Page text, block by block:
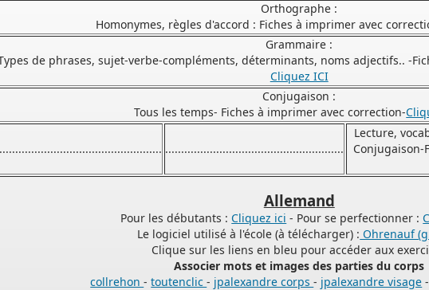
Orthographe :
Homonymes, règles d'accord : Fiches à imprimer avec
Grammaire :
de phrases, sujet-verbe-compléments, déterminants, noms adjectifs.. -
Cliquez ICI
Conjugaison :
Tous les temps- Fiches à imprimer avec correction-
........................................................
Lecture,
Conjugaison-
Allemand
Pour les débutants :Cliquez ici - Pour se perfectionner :
Le logiciel utilisé à l'école (à télécharger) : Ohrenauf
Clique sur les liens en bleu pour accéder aux
Associer mots et images des parties du corps
collrehon-toutenclic- jpalexandre corps- jpalexandre visage -